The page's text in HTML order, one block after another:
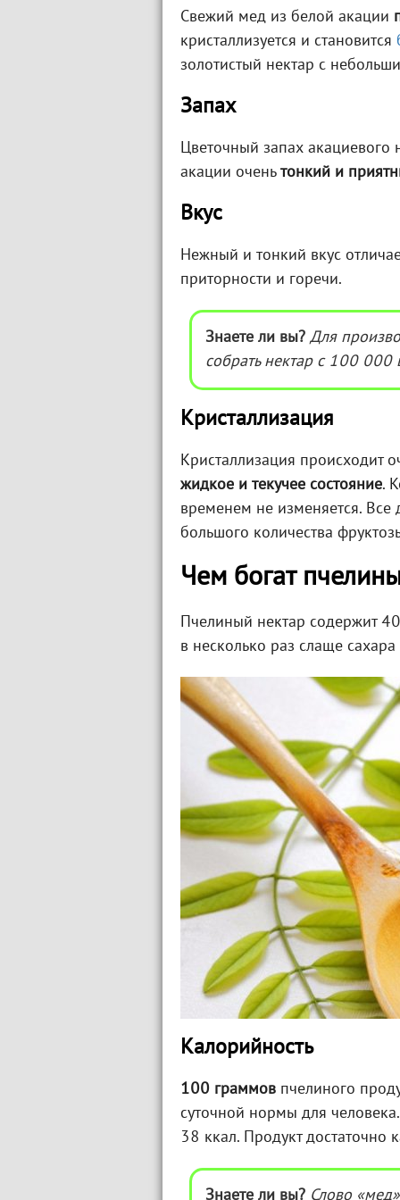
Свежий мед из белой акации
кристаллизуется и становится
золотистый нектар с
Запах
Цветочный запах акациевого
акации очень тонкий и
Вкус
Нежный и тонкий вкус
приторности и горечи.
Знаете ли вы? Для
собрать нектар с 100 000
Кристаллизация
Кристаллизация происходит
жидкое и текучее состояние.
временем не изменяется. Все
большого количества
Чем богат
Пчелиный нектар содержит
в несколько раз слаще
Калорийность
100 граммов пчелиного
суточной нормы для
38 ккал. Продукт достаточно
Знаете ли вы? Слово